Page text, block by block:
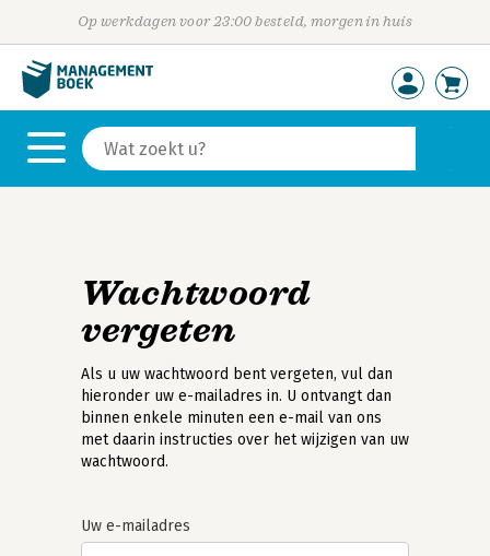
Op werkdagen voor 23:00 besteld, morgen in huis
Wachtwoord
vergeten
Als u uw wachtwoord bent vergeten, vul dan
hieronder uw e-mailadres in. U ontvangt dan
binnen enkele minuten een e-mail van ons
met daarin instructies over het wijzigen van uw
wachtwoord.
Uw e-mailadres